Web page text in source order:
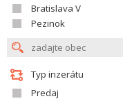
Bratislava V
Pezinok
Typ inzerátu
Predaj